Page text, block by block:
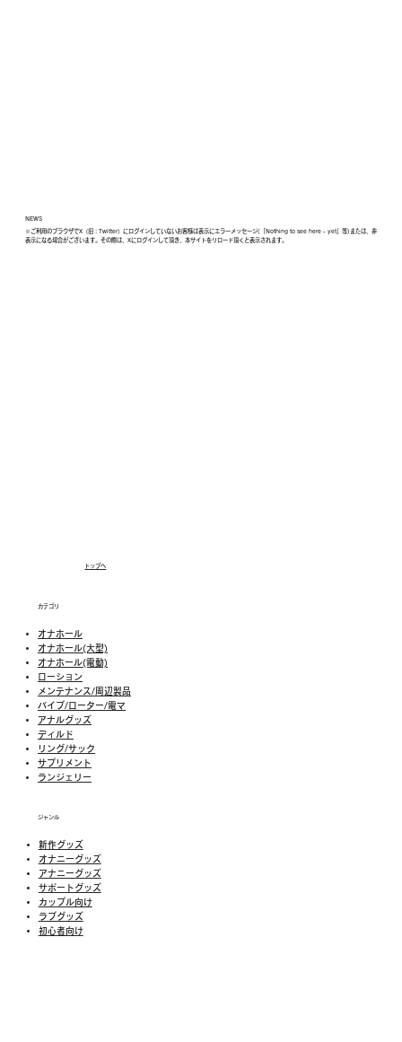
NEWS
※ご利用のブラウザでX（旧：Twitter）にログインしていないお客様は表示にエラーメッセージ(「Nothing to see here - yet」等)または、非
表示になる場合がございます。その際は、Xにログインして頂き、本サイトをリロード頂くと表示されます。
トップへ
カテゴリ
オナホール
オナホール(大型)
オナホール(電動)
ローション
メンテナンス/周辺製品
バイブ/ローター/電マ
アナルグッズ
ディルド
リング/サック
​​サプリメント
​ランジェリー
ジャンル
新作グッズ
​オナニーグッズ
アナニーグッズ
サポートグッズ
カップル向け
ラブグッズ
​初心者向け